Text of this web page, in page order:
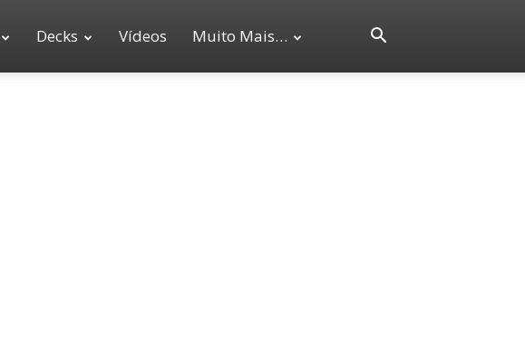
Decks Vídeos Muito Mais…